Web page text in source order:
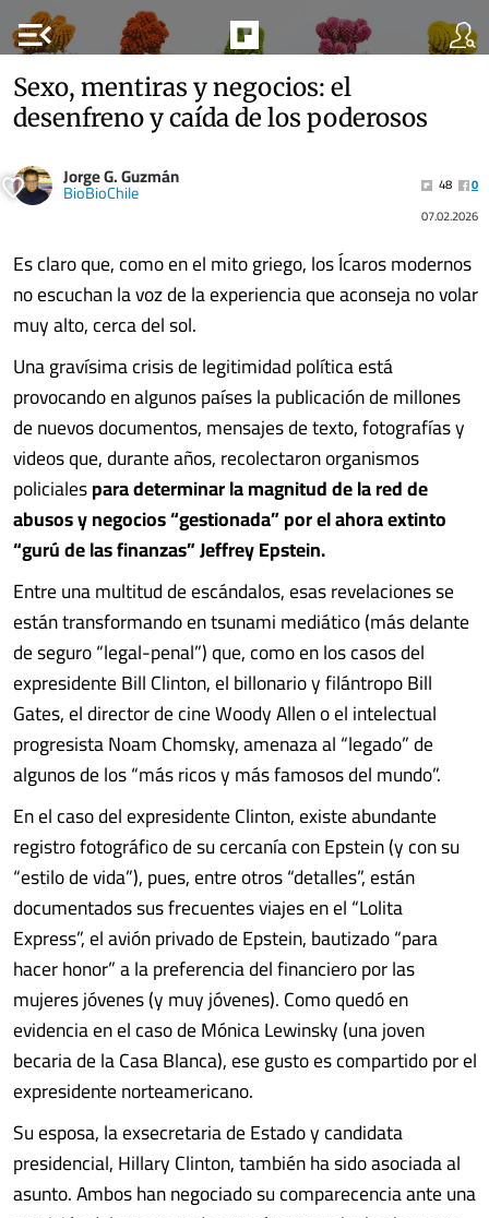
menu_open
Sexo, mentiras y negocios: el
desenfreno y caída de los poderosos
Jorge G. Guzmán
BioBioChile 48
0
07.02.2026
Es claro que, como en el mito griego, los Ícaros modernos
no escuchan la voz de la experiencia que aconseja no volar
muy alto, cerca del sol.
Una gravísima crisis de legitimidad política está
provocando en algunos países la publicación de millones
de nuevos documentos, mensajes de texto, fotografías y
videos que, durante años, recolectaron organismos
policialespara determinar la magnitud de la red de
abusos y negocios “gestionada” por el ahora extinto
“gurú de las finanzas” Jeffrey Epstein.
Entre una multitud de escándalos, esas revelaciones se
están transformando en tsunami mediático (más delante
de seguro “legal-penal”) que, como en los casos del
expresidente Bill Clinton, el billonario y filántropo Bill
Gates, el director de cine Woody Allen o el intelectual
progresista Noam Chomsky, amenaza al “legado” de
algunos de los “más ricos y más famosos del mundo”.
En el caso del expresidente Clinton, existe abundante
registro fotográfico de su cercanía con Epstein (y con su
“estilo de vida”), pues, entre otros “detalles”, están
documentados sus frecuentes viajes en el “Lolita
Express”, el avión privado de Epstein, bautizado “para
hacer honor” a la preferencia del financiero por las
mujeres jóvenes (y muy jóvenes). Como quedó en
evidencia en el caso de Mónica Lewinsky (una joven
becaria de la Casa Blanca), ese gusto es compartido por el
expresidente norteamericano.
Su esposa, la exsecretaria de Estado y candidata
presidencial, Hillary Clinton, también ha sido asociada al
asunto. Ambos han negociado su comparecencia ante una